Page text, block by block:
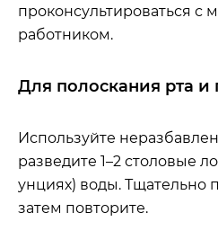
проконсультироваться с
работником.
Для полоскания рта и
Используйте
разведите 1–2 столовые
унциях) воды. Тщательно
затем повторите.